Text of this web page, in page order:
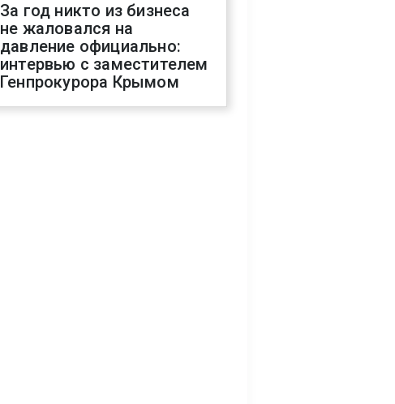
За год никто из бизнеса
не жаловался на
давление официально:
интервью с заместителем
Генпрокурора Крымом